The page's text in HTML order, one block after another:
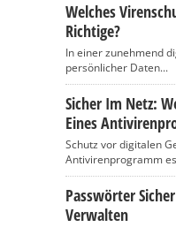
Welches
Richtige?
In einer zunehmend
persönlicher Daten...
Sicher Im Netz:
Eines
Schutz vor digitalen
Antivirenprogramm
Passwörter
Verwalten